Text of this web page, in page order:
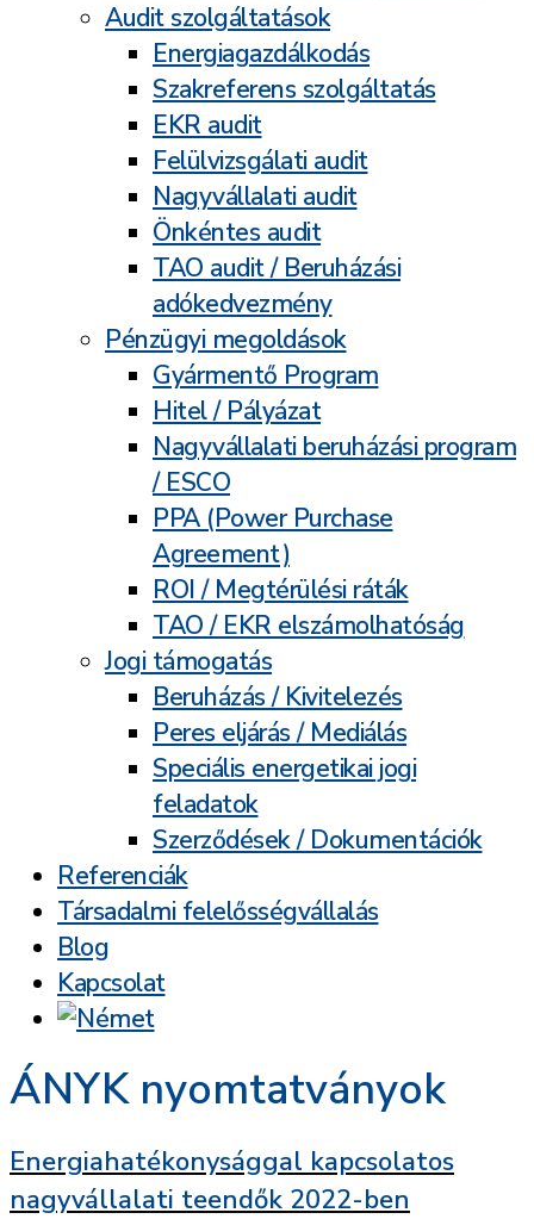
Audit szolgáltatások
Energiagazdálkodás
Szakreferens szolgáltatás
EKR audit
Felülvizsgálati audit
Nagyvállalati audit
Önkéntes audit
TAO audit / Beruházási
adókedvezmény
Pénzügyi megoldások
Gyármentő Program
Hitel / Pályázat
Nagyvállalati beruházási program
/ ESCO
PPA (Power Purchase
Agreement)
ROI / Megtérülési ráták
TAO / EKR elszámolhatóság
Jogi támogatás
Beruházás / Kivitelezés
Peres eljárás / Mediálás
Speciális energetikai jogi
feladatok
Szerződések / Dokumentációk
Referenciák
Társadalmi felelősségvállalás
Blog
Kapcsolat
ÁNYK nyomtatványok
Energiahatékonysággal kapcsolatos
nagyvállalati teendők 2022-ben